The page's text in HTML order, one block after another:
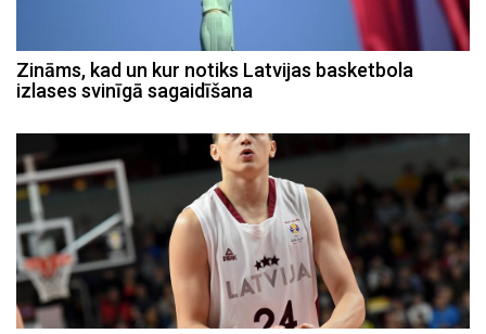
Zināms, kad un kur notiks Latvijas basketbola
izlases svinīgā sagaidīšana